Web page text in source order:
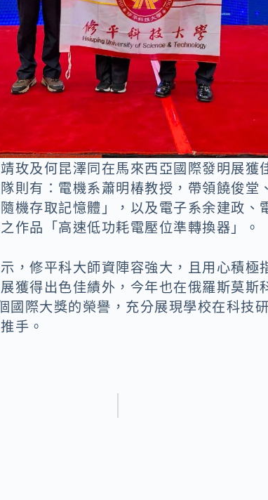
玫及何昆澤同在馬來西亞國際發明展獲
則有：電機系蕭明椿教授，帶領饒俊堂
機存取記憶體」，以及電子系余建政、
作品「高速低功耗電壓位準轉換器」。
，修平科大師資陣容強大，且用心積極
獲得出色佳績外，今年也在俄羅斯莫斯
國際大獎的榮譽，充分展現學校在科技
手。